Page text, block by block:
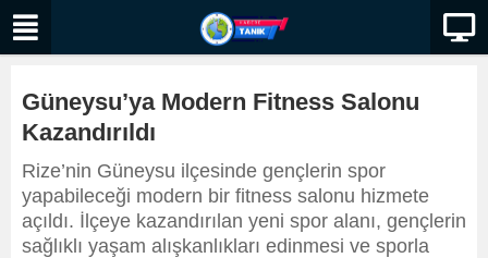
Güneysu’ya Modern Fitness Salonu
Kazandırıldı
Rize’nin Güneysu ilçesinde gençlerin spor
yapabileceği modern bir fitness salonu hizmete
açıldı. İlçeye kazandırılan yeni spor alanı, gençlerin
sağlıklı yaşam alışkanlıkları edinmesi ve sporla